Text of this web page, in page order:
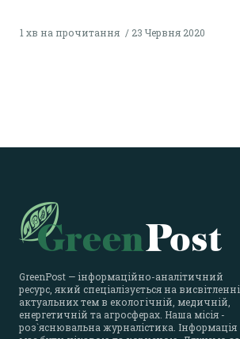
1 хв на прочитання 23 Червня 2020
GreenPost — інформаційно-аналітичний
ресурс, який спеціалізується на висвітленні
актуальних тем в екологічній, медичній,
енергетичній та агросферах. Наша місія -
роз`яснювальна журналістика. Інформація